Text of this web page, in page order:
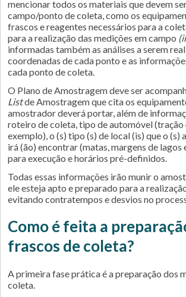
mencionar todos os materiais que devem
campo/ponto de coleta, como os
frascos e reagentes necessários para a
para a realização das medições em campo
informadas também as análises a serem
coordenadas de cada ponto e as
cada ponto de coleta.
O Plano de Amostragem deve ser
Listde Amostragem que cita os
amostrador deverá portar, além de
roteiro de coleta, tipo de automóvel (tração
exemplo), o (s) tipo (s) de local (is) que o (s)
irá (ão) encontrar (matas, margens de lagos
para execução e horários pré-definidos.
Todas essas informações irão munir o
ele esteja apto e preparado para a
evitando contratempos e desvios no
Como é feita a
frascos de coleta?
A primeira fase prática é a preparação dos
coleta.